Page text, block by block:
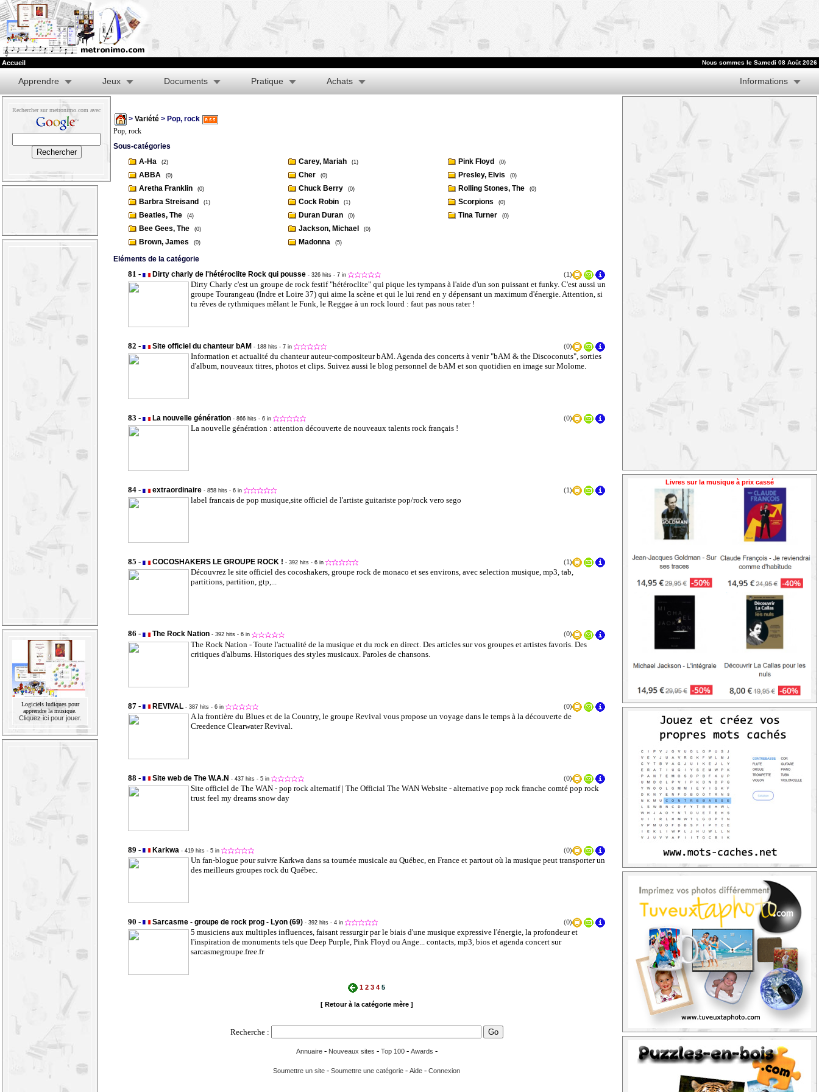
Accueil Nous sommes le Samedi 08 Août 2026
Apprendre Jeux Documents Pratique Achats Informations
Rechercher sur metronimo.com avec
Logiciels ludiques pour
apprendre la musique.
Cliquez ici pour jouer.
> Variété > Pop, rock
Pop, rock
Sous-catégories
A-Ha
(2) Carey, Mariah (1) Pink Floyd (0)
ABBA (0) Cher (0) Presley, Elvis (0)
Aretha Franklin (0) Chuck Berry (0) Rolling Stones, The (0)
Barbra Streisand (1) Cock Robin (1) Scorpions (0)
Beatles, The (4) Duran Duran (0) Tina Turner (0)
Bee Gees, The (0) Jackson, Michael (0)
Brown, James (0) Madonna (5)
Eléments de la catégorie
81 - Dirty charly de l'hétéroclite Rock qui pousse - 326 hits - 7 in (1)
Dirty Charly c'est un groupe de rock festif "hétéroclite" qui pique les tympans à l'aide d'un son puissant et funky. C'est aussi un
groupe Tourangeau (Indre et Loire 37) qui aime la scène et qui le lui rend en y dépensant un maximum d'énergie. Attention, si
tu rêves de rythmiques mêlant le Funk, le Reggae à un rock lourd : faut pas nous rater !
82 - Site officiel du chanteur bAM - 188 hits - 7 in (0)
Information et actualité du chanteur auteur-compositeur bAM. Agenda des concerts à venir "bAM & the Discoconuts", sorties
d'album, nouveaux titres, photos et clips. Suivez aussi le blog personnel de bAM et son quotidien en image sur Molome.
83 - La nouvelle génération - 866 hits - 6 in (0)
La nouvelle génération : attention découverte de nouveaux talents rock français !
84 - extraordinaire - 858 hits - 6 in (1)
label francais de pop musique,site officiel de l'artiste guitariste pop/rock vero sego
85 - COCOSHAKERS LE GROUPE ROCK ! - 392 hits - 6 in (1)
Découvrez le site officiel des cocoshakers, groupe rock de monaco et ses environs, avec selection musique, mp3, tab,
partitions, partition, gtp,...
86 - The Rock Nation - 392 hits - 6 in (0)
The Rock Nation - Toute l'actualité de la musique et du rock en direct. Des articles sur vos groupes et artistes favoris. Des
critiques d'albums. Historiques des styles musicaux. Paroles de chansons.
87 - REVIVAL - 387 hits - 6 in (0)
A la frontière du Blues et de la Country, le groupe Revival vous propose un voyage dans le temps à la découverte de
Creedence Clearwater Revival.
88 - Site web de The W.A.N - 437 hits - 5 in (0)
Site officiel de The WAN - pop rock alternatif | The Official The WAN Website - alternative pop rock franche comté pop rock
trust feel my dreams snow day
89 - Karkwa - 419 hits - 5 in (0)
Un fan-blogue pour suivre Karkwa dans sa tournée musicale au Québec, en France et partout où la musique peut transporter un
des meilleurs groupes rock du Québec.
90 - Sarcasme - groupe de rock prog - Lyon (69) - 392 hits - 4 in (0)
5 musiciens aux multiples influences, faisant ressurgir par le biais d'une musique expressive l'énergie, la profondeur et
l'inspiration de monuments tels que Deep Purple, Pink Floyd ou Ange... contacts, mp3, bios et agenda concert sur
sarcasmegroupe.free.fr
1 2 3 4 5
[ Retour à la catégorie mère ]
Recherche :
Annuaire- Nouveaux sites - Top 100- Awards -
Soumettre un site - Soumettre une catégorie - Aide - Connexion
Livres sur la musique à prix cassé